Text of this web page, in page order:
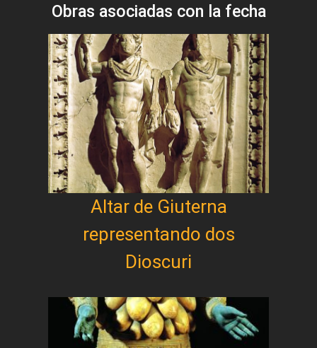
Obras asociadas con la fecha
Altar de Giuterna
representando dos
Dioscuri